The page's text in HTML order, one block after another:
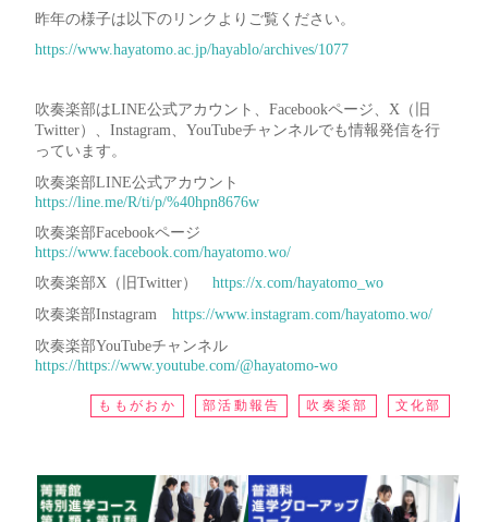
昨年の様子は以下のリンクよりご覧ください。
https://www.hayatomo.ac.jp/hayablo/archives/1077
吹奏楽部はLINE公式アカウント、Facebookページ、X（旧
Twitter）、Instagram、YouTubeチャンネルでも情報発信を行
っています。
吹奏楽部LINE公式アカウント
https://line.me/R/ti/p/%40hpn8676w
吹奏楽部Facebookページ
https://www.facebook.com/hayatomo.wo/
吹奏楽部X（旧Twitter）https://x.com/hayatomo_wo
吹奏楽部Instagramhttps://www.instagram.com/hayatomo.wo/
吹奏楽部YouTubeチャンネル
https://https://www.youtube.com/@hayatomo-wo
ももがおか 部活動報告 吹奏楽部 文化部